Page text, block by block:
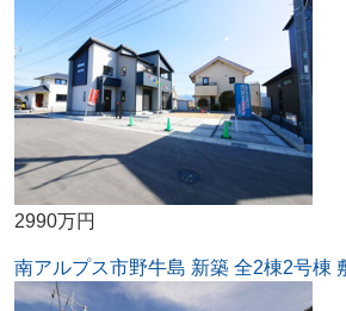
2990万円
南アルプス市野牛島 新築 全2棟2号棟